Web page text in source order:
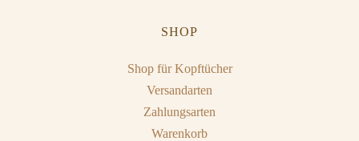
SHOP
Shop für Kopftücher
Versandarten
Zahlungsarten
Warenkorb